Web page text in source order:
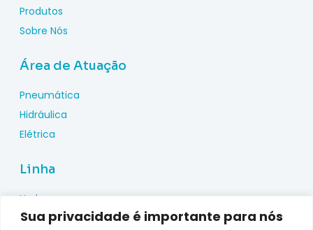
Sua privacidade é importante para nós
Produtos
Sobre Nós
Área de Atuação
Pneumática
Hidráulica
Elétrica
Linha
Hydac
Wika